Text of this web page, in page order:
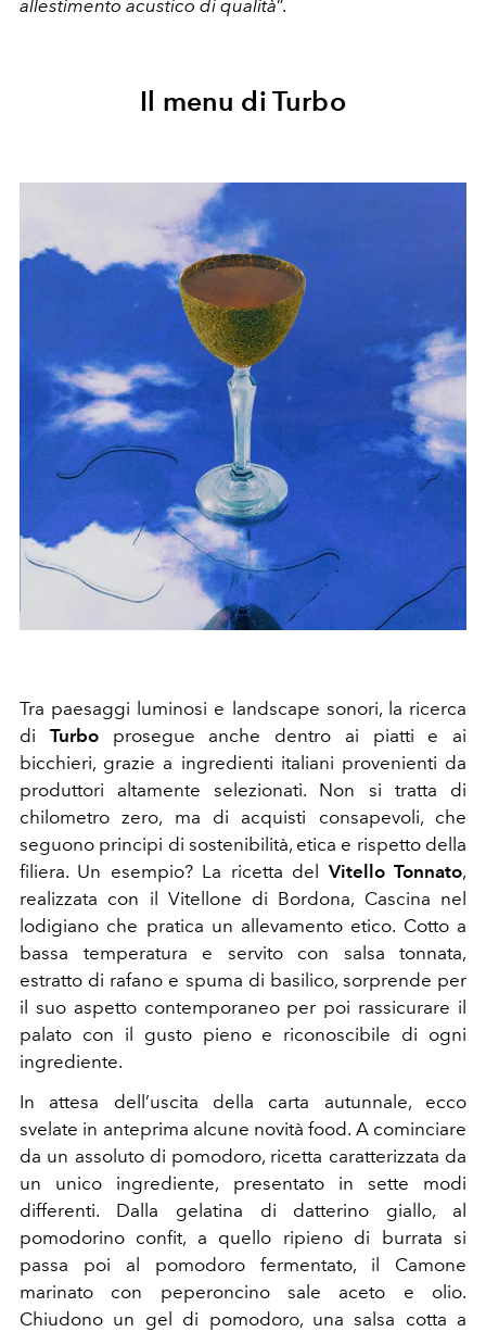
allestimento acustico di qualità”.
Il menu di Turbo
Tra paesaggi luminosi e landscape sonori, la ricerca
di Turboprosegue anche dentro ai piatti e ai
bicchieri, grazie a ingredienti italiani provenienti da
produttori altamente selezionati. Non si tratta di
chilometro zero, ma di acquisti consapevoli, che
seguono principi di sostenibilità, etica e rispetto della
filiera. Un esempio? La ricetta del Vitello Tonnato,
realizzata con il Vitellone di Bordona, Cascina nel
lodigiano che pratica un allevamento etico. Cotto a
bassa temperatura e servito con salsa tonnata,
estratto di rafano e spuma di basilico, sorprende per
il suo aspetto contemporaneo per poi rassicurare il
palato con il gusto pieno e riconoscibile di ogni
ingrediente.
In attesa dell’uscita della carta autunnale, ecco
svelate in anteprima alcune novità food. A cominciare
da un assoluto di pomodoro, ricetta caratterizzata da
un unico ingrediente, presentato in sette modi
differenti. Dalla gelatina di datterino giallo, al
pomodorino confit, a quello ripieno di burrata si
passa poi al pomodoro fermentato, il Camone
marinato con peperoncino sale aceto e olio.
Chiudono un gel di pomodoro, una salsa cotta a